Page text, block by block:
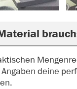
deine